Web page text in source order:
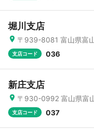
堀川支店
〒939-8081 富山県富
支店コード 036
新庄支店
〒930-0992 富山県富
支店コード 037